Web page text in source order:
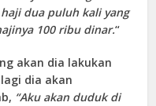
dua puluh kali yang
100 ribu dinar.“
akan dia lakukan
dia akan
“Aku akan duduk di